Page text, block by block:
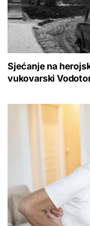
Sjećanje na
vukovarski